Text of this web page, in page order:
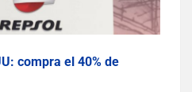
compra el 40% de